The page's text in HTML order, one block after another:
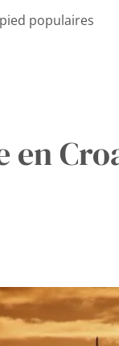
populaires
en